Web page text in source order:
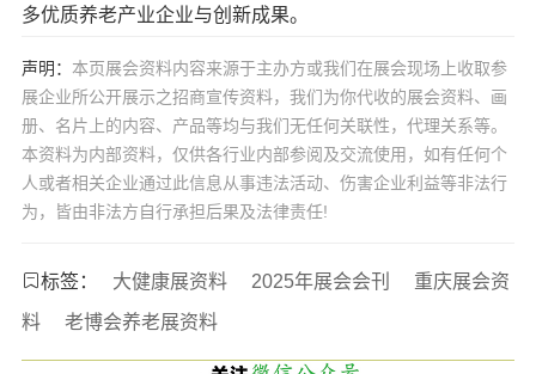
多优质养老产业企业与创新成果。
声明： 本页展会资料内容来源于主办方或我们在展会现场上收取参
展企业所公开展示之招商宣传资料，我们为你代收的展会资料、画
册、名片上的内容、产品等均与我们无任何关联性，代理关系等。
本资料为内部资料，仅供各行业内部参阅及交流使用，如有任何个
人或者相关企业通过此信息从事违法活动、伤害企业利益等非法行
为，皆由非法方自行承担后果及法律责任!
标签： 大健康展资料 2025年展会会刊
重庆展会资
料
老博会养老展资料